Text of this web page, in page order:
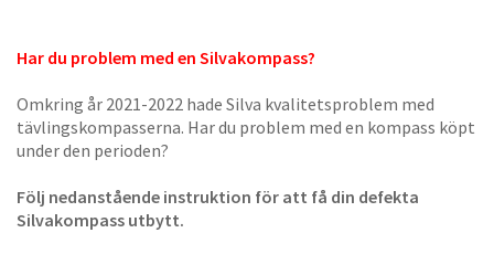
Har du problem med en Silvakompass?
Omkring år 2021-2022 hade Silva kvalitetsproblem med
tävlingskompasserna. Har du problem med en kompass köpt
under den perioden?
Följ nedanstående instruktion för att få din defekta
Silvakompass utbytt.